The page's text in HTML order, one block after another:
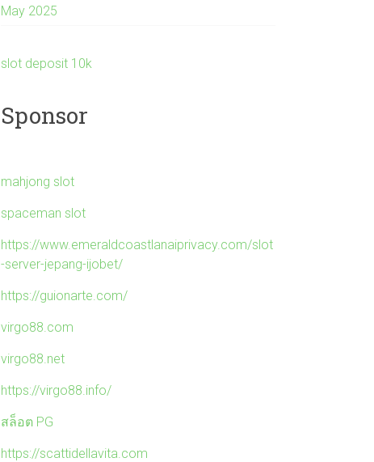
May 2025
slot deposit 10k
Sponsor
mahjong slot
spaceman slot
https://www.emeraldcoastlanaiprivacy.com/slot
-server-jepang-ijobet/
https://guionarte.com/
virgo88.com
virgo88.net
https://virgo88.info/
สล็อต PG
https://scattidellavita.com